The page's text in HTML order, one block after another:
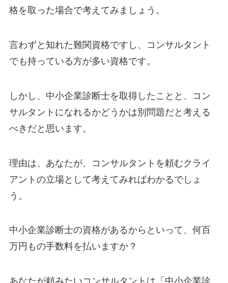
格を取った場合で考えてみましょう。
言わずと知れた難関資格ですし、コンサルタント
でも持っている方が多い資格です。
しかし、中小企業診断士を取得したことと、コン
サルタントになれるかどうかは別問題だと考える
べきだと思います。
理由は、あなたが、コンサルタントを頼むクライ
アントの立場として考えてみればわかるでしょ
う。
中小企業診断士の資格があるからといって、何百
万円もの手数料を払いますか？